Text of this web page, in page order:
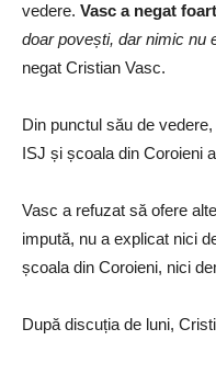
vedere. Vasc a negat
doar povești, dar nimic nu
negat Cristian Vasc.
Din punctul său de
ISJ și școala din Coroieni
Vasc a refuzat să ofere
impută, nu a explicat nici
școala din Coroieni, nici
După discuția de luni,